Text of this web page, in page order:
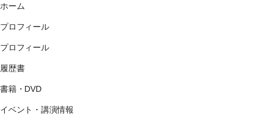
ホーム
プロフィール
プロフィール
履歴書
書籍・DVD
イベント・講演情報